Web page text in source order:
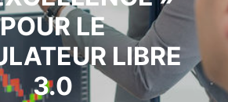
POUR LE
LIBRE
3.0